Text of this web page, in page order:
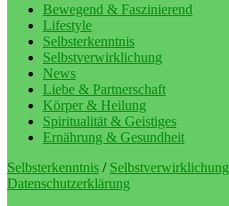
Bewegend & Faszinierend
Lifestyle
Selbsterkenntnis
Selbstverwirklichung
News
Liebe & Partnerschaft
Körper & Heilung
Spiritualität & Geistiges
Ernährung & Gesundheit
Selbsterkenntnis / Selbstverwirklichung
Datenschutzerklärung